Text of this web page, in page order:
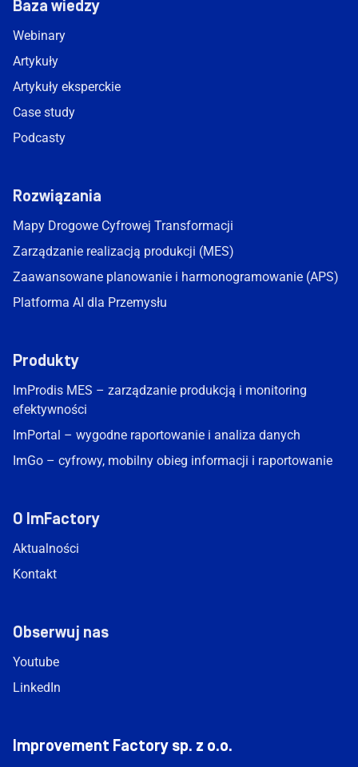
Baza wiedzy
Webinary
Artykuły
Artykuły eksperckie
Case study
Podcasty
Rozwiązania
Mapy Drogowe Cyfrowej Transformacji
Zarządzanie realizacją produkcji (MES)
Zaawansowane planowanie i harmonogramowanie (APS)
Platforma AI dla Przemysłu
Produkty
ImProdis MES – zarządzanie produkcją i monitoring
efektywności
ImPortal – wygodne raportowanie i analiza danych
ImGo – cyfrowy, mobilny obieg informacji i raportowanie
O ImFactory
Aktualności
Kontakt
Obserwuj nas
Youtube
LinkedIn
Improvement Factory sp. z o.o.